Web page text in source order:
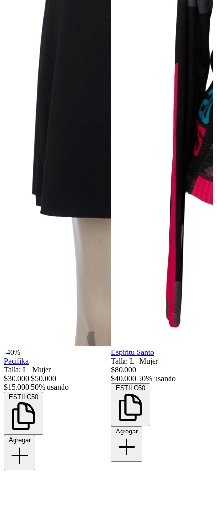
-40%
Pacifika
Talla: L | Mujer
$30.000 $50.000
$15.000 50% usando
ESTILO50
Agregar
Espiritu Santo
Talla: L | Mujer
$80.000
$40.000 50% usando
ESTILO50
Agregar